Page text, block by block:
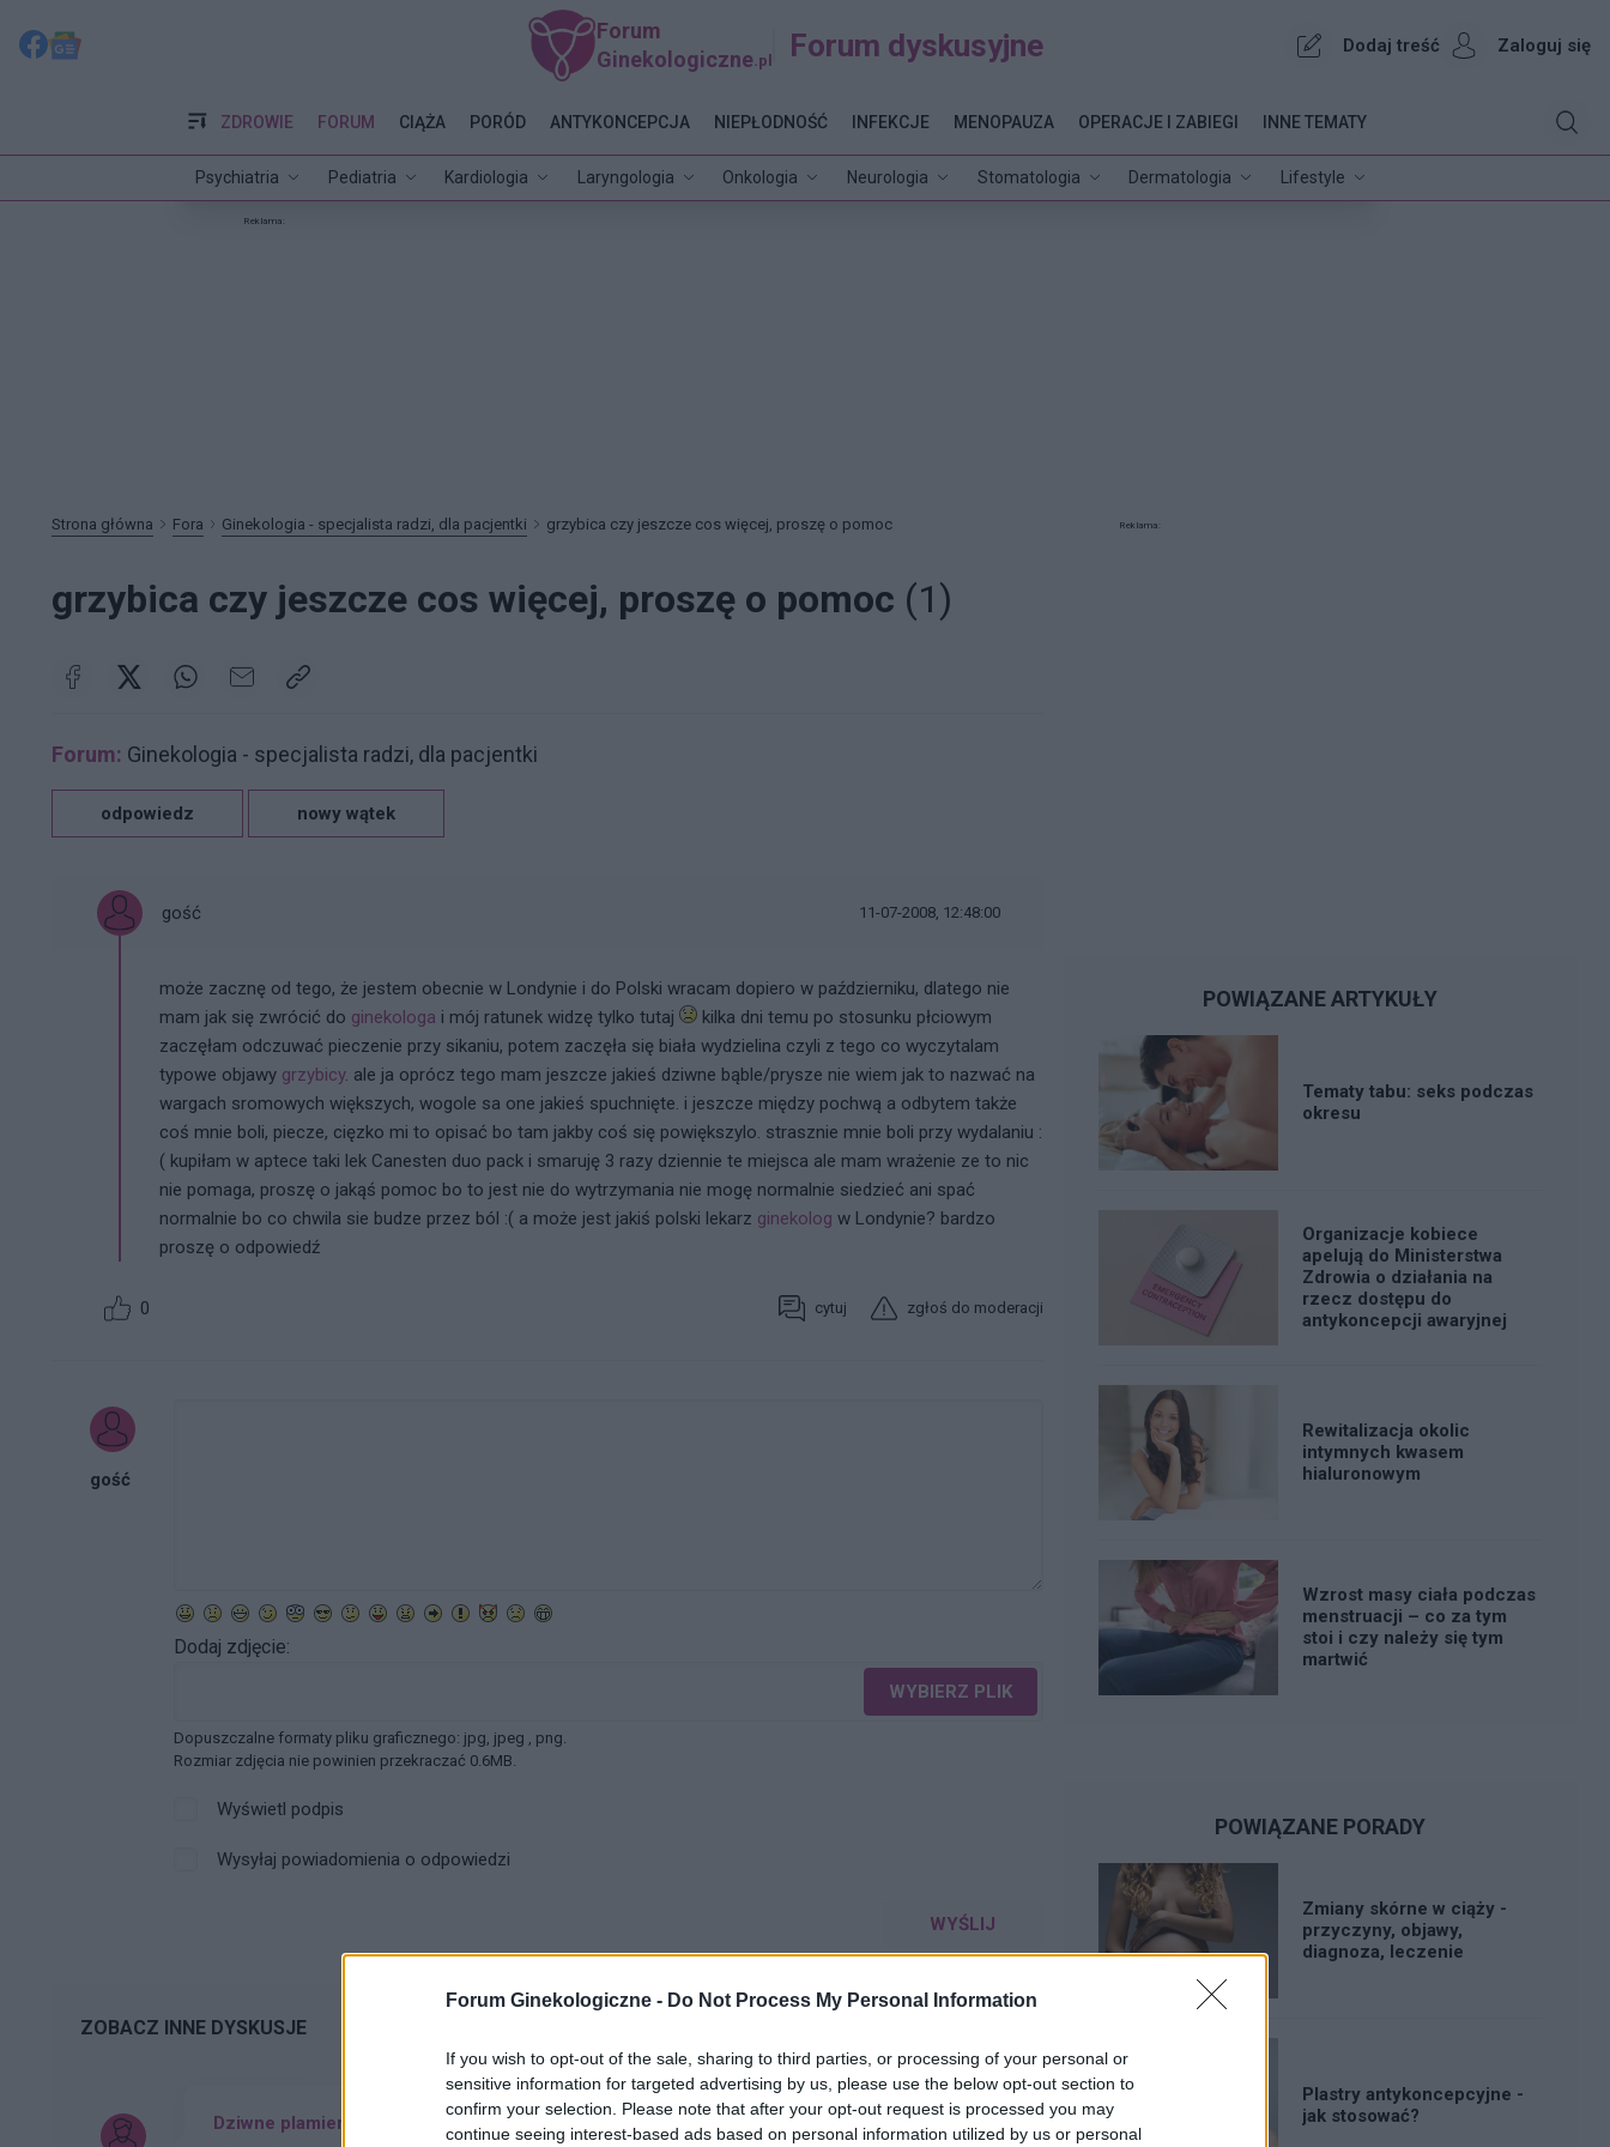
Forum Ginekologiczne - Do Not Process My Personal Information
If you wish to opt-out of the sale, sharing to third parties, or processing of your personal or
sensitive information for targeted advertising by us, please use the below opt-out section to
confirm your selection. Please note that after your opt-out request is processed you may
continue seeing interest-based ads based on personal information utilized by us or personal
Forum
Ginekologiczne .pl Forum dyskusyjne Dodaj treść Zaloguj się
ZDROWIE
Psychiatria Pediatria Kardiologia Laryngologia Onkologia Neurologia Stomatologia Dermatologia Lifestyle
FORUM CIĄŻA PORÓD ANTYKONCEPCJA NIEPŁODNOŚĆ INFEKCJE MENOPAUZA OPERACJE I ZABIEGI INNE TEMATY
Reklama:
Strona główna Fora Ginekologia - specjalista radzi, dla pacjentki grzybica czy jeszcze cos więcej, proszę o pomoc
grzybica czy jeszcze cos więcej, proszę o pomoc (1)
Forum: Ginekologia - specjalista radzi, dla pacjentki
odpowiedz nowy wątek
gość 11-07-2008, 12:48:00
może zacznę od tego, że jestem obecnie w Londynie i do Polski wracam dopiero w październiku, dlatego nie
mam jak się zwrócić do ginekologa i mój ratunek widzę tylko tutaj
kilka dni temu po stosunku płciowym
zaczęłam odczuwać pieczenie przy sikaniu, potem zaczęła się biała wydzielina czyli z tego co wyczytalam
typowe objawy grzybicy. ale ja oprócz tego mam jeszcze jakieś dziwne bąble/prysze nie wiem jak to nazwać na
wargach sromowych większych, wogole sa one jakieś spuchnięte. i jeszcze między pochwą a odbytem także
coś mnie boli, piecze, cięzko mi to opisać bo tam jakby coś się powiększylo. strasznie mnie boli przy wydalaniu :
( kupiłam w aptece taki lek Canesten duo pack i smaruję 3 razy dziennie te miejsca ale mam wrażenie ze to nic
nie pomaga, proszę o jakąś pomoc bo to jest nie do wytrzymania nie mogę normalnie siedzieć ani spać
normalnie bo co chwila sie budze przez ból :( a może jest jakiś polski lekarz ginekolog w Londynie? bardzo
proszę o odpowiedź
0 cytuj zgłoś do moderacji
gość
Dodaj zdjęcie:
WYBIERZ PLIK
Dopuszczalne formaty pliku graficznego: jpg, jpeg , png.
Rozmiar zdjęcia nie powinien przekraczać 0.6MB.
Wyświetl podpis
Wysyłaj powiadomienia o odpowiedzi
WYŚLIJ
ZOBACZ INNE DYSKUSJE
Dziwne plamienia
Reklama:
POWIĄZANE ARTYKUŁY
Tematy tabu: seks podczas
okresu
Organizacje kobiece
apelują do Ministerstwa
Zdrowia o działania na
rzecz dostępu do
antykoncepcji awaryjnej
Rewitalizacja okolic
intymnych kwasem
hialuronowym
Wzrost masy ciała podczas
menstruacji – co za tym
stoi i czy należy się tym
martwić
POWIĄZANE PORADY
Zmiany skórne w ciąży -
przyczyny, objawy,
diagnoza, leczenie
Plastry antykoncepcyjne -
jak stosować?